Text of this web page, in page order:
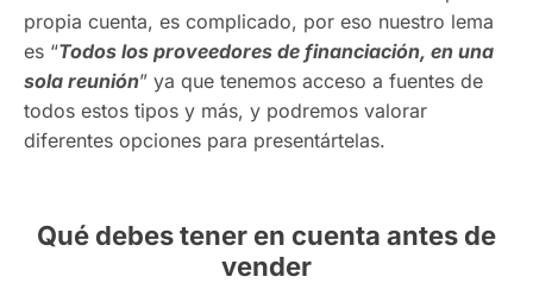
propia cuenta, es complicado, por eso nuestro lema
es “Todos los proveedores de financiación, en una
sola reunión” ya que tenemos acceso a fuentes de
todos estos tipos y más, y podremos valorar
diferentes opciones para presentártelas.
Qué debes tener en cuenta antes de
vender